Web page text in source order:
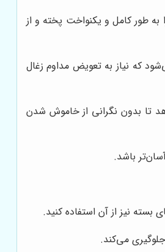
طور کامل و یکنواخت پخته و از
که نیاز به تعویض مداوم زغال
تا بدون نگرانی از خاموش شدن
باشد.
نیز از آن استفاده کنید.
می‌کند.